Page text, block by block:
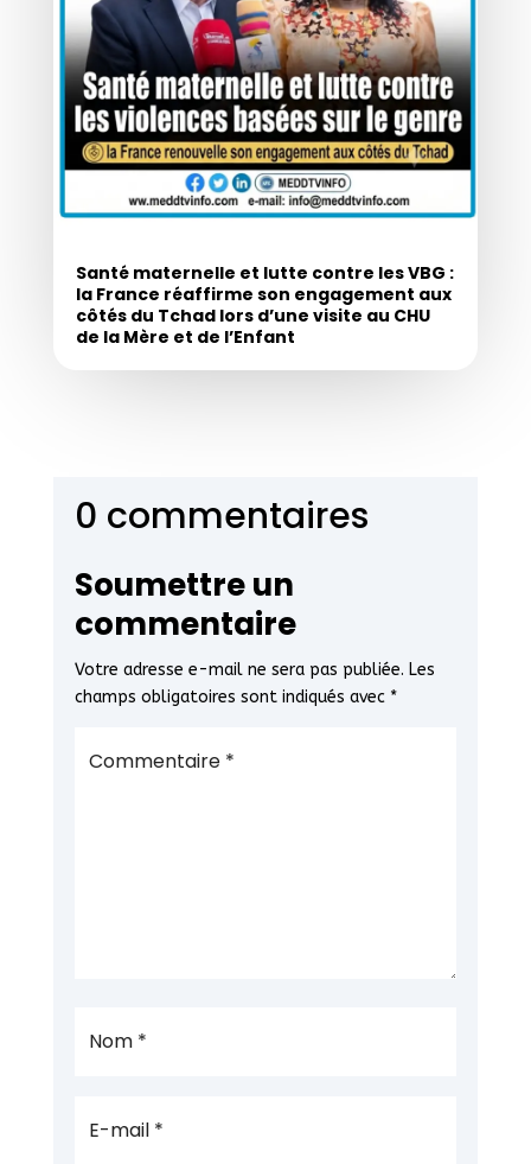
Santé maternelle et lutte contre les VBG :
la France réaffirme son engagement aux
côtés du Tchad lors d’une visite au CHU
de la Mère et de l’Enfant
0 commentaires
Soumettre un
commentaire
Votre adresse e-mail ne sera pas publiée. Les
champs obligatoires sont indiqués avec *